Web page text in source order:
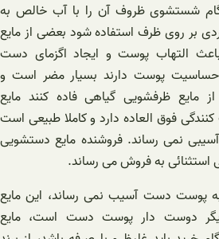
شستشوی ظروف آن را با آب خالص به
بر روی ظرف استفاده شود بعضی از مایع
التهاب پوست و ایجاد اگزمای دست
حساسیت پوست دارند بسیار مضر است و
مایع ظرفشویی گیاهی فاده کنند مایع
فوق العاده دارد و کاملا طبیعی است
نمی رساند. فروشنده مایع دستشویی
استثنائی به فروش می رساند.
پوست دست آسیب نمی رساند، این مایع
دوست دار پوست دست است، مایع